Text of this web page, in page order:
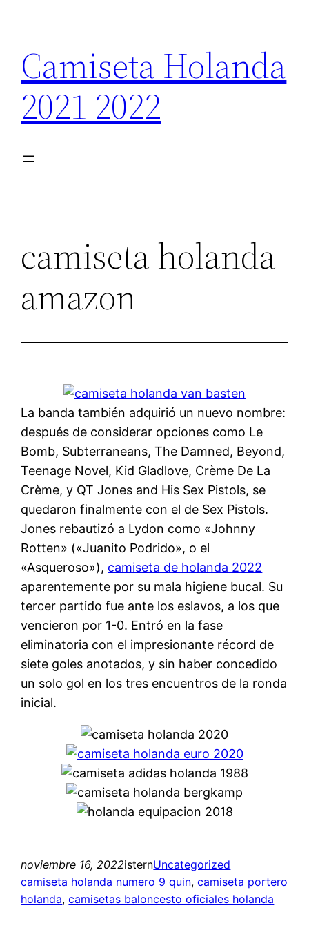
contenido
Camiseta Holanda
2021 2022
camiseta holanda
amazon
La banda también adquirió un nuevo nombre:
después de considerar opciones como Le
Bomb, Subterraneans, The Damned, Beyond,
Teenage Novel, Kid Gladlove, Crème De La
Crème, y QT Jones and His Sex Pistols, se
quedaron finalmente con el de Sex Pistols.
Jones rebautizó a Lydon como «Johnny
Rotten» («Juanito Podrido», o el
«Asqueroso»), camiseta de holanda 2022
aparentemente por su mala higiene bucal. Su
tercer partido fue ante los eslavos, a los que
vencieron por 1-0. Entró en la fase
eliminatoria con el impresionante récord de
siete goles anotados, y sin haber concedido
un solo gol en los tres encuentros de la ronda
inicial.
noviembre 16, 2022isternUncategorized
camiseta holanda numero 9 quin, camiseta portero
holanda, camisetas baloncesto oficiales holanda